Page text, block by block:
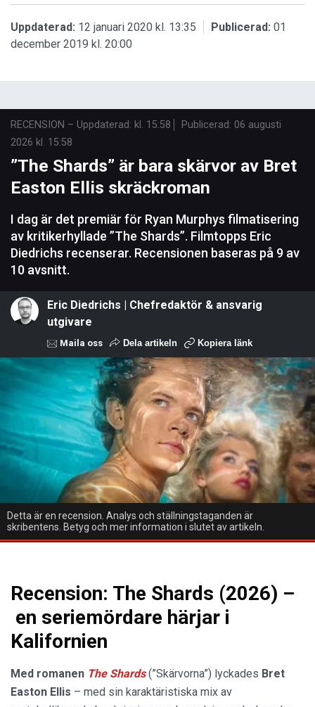
Uppdaterad: 12 januari 2020 kl. 13:35 Publicerad: 01
december 2019 kl. 20:00
RECENSION – Uppdaterad: kl. 15:58 Publicerad: 06 augusti
2026 kl. 15:58
”The Shards” är bara skärvor av Bret
Easton Ellis skräckroman
I dag är det premiär för Ryan Murphys filmatisering
av kritikerhyllade ”The Shards”. Filmtopps Eric
Diedrichs recenserar. Recensionen baseras på 9 av
10 avsnitt.
Eric Diedrichs | Chefredaktör & ansvarig
utgivare
Maila oss Dela artikeln Kopiera länk
Detta är en recension. Analys och ställningstaganden är
skribentens. Betyg och mer information i slutet av artikeln.
Recension: The Shards (2026) –
en seriemördare härjar i
Kalifornien
Med romanen The Shards(”Skärvorna”) lyckades Bret
Easton Ellis – med sin karaktäristiska mix av